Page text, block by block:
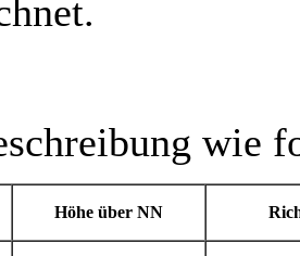
wie
Höhe über NN